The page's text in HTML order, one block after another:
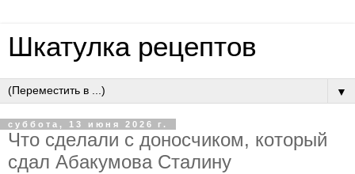
Шкатулка рецептов
▼
суббота, 13 июня 2026 г.
Чтo cдeлaли c дoнocчикoм, кoтopый
cдaл Aбaкумoвa Cтaлину